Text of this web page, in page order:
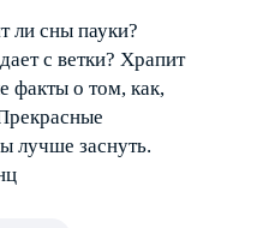
ли сны пауки?
с ветки? Храпит
факты о том, как,
лучше заснуть.